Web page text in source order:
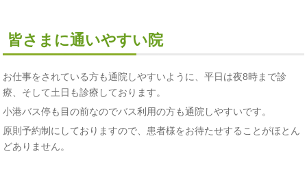
皆さまに通いやすい院
お仕事をされている方も通院しやすいように、平日は夜8時まで診
療、そして土日も診療しております。
小港バス停も目の前なのでバス利用の方も通院しやすいです。
原則予約制にしておりますので、患者様をお待たせすることがほとん
どありません。